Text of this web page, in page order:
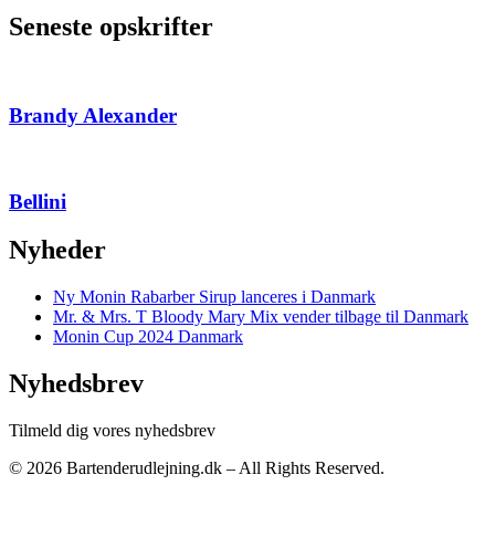
Seneste opskrifter
Brandy Alexander
Bellini
Nyheder
Ny Monin Rabarber Sirup lanceres i Danmark
Mr. & Mrs. T Bloody Mary Mix vender tilbage til Danmark
Monin Cup 2024 Danmark
Nyhedsbrev
Tilmeld dig vores nyhedsbrev
© 2026 Bartenderudlejning.dk – All Rights Reserved.